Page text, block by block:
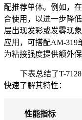
配推荐单体。例如，
合使用，以进一步降
层出现发彩或发雾现
应用，可搭配AM-319
为粘接强度提供额外保
下表总结了T-
快速了解其特性：
性能指标